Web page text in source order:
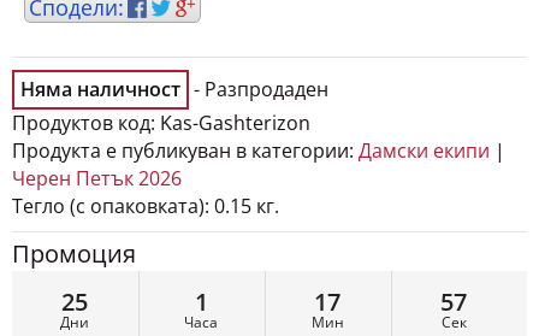
Няма наличност
Продуктов код:Kas-Gashterizon
Продукта е публикуван в категории:
Черен Петък 2026
Тегло (с опаковката):
Промоция
Дни Часа Мин Сек